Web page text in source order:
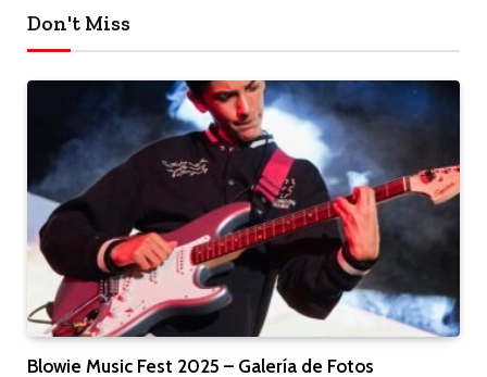
Don't Miss
Blowie Music Fest 2025 – Galería de Fotos